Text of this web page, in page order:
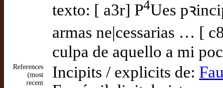
texto: [ a3r] P4Ues
armas ne|cessarias … [
culpa de aquello a mi
References
(most
recent
Incipits / explicits de: